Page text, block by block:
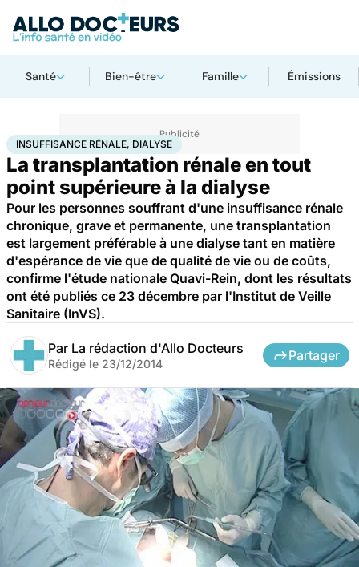
Santé Bien-être Famille Émissions
AccueilSantéInsuffisance rénale, dialyse
INSUFFISANCE RÉNALE, DIALYSE
La transplantation rénale en tout
point supérieure à la dialyse
Pour les personnes souffrant d'une insuffisance rénale
chronique, grave et permanente, une transplantation
est largement préférable à une dialyse tant en matière
d'espérance de vie que de qualité de vie ou de coûts,
confirme l'étude nationale Quavi-Rein, dont les résultats
ont été publiés ce 23 décembre par l'Institut de Veille
Sanitaire (InVS).
Par La rédaction d'Allo Docteurs
Rédigé le 23/12/2014
Partager